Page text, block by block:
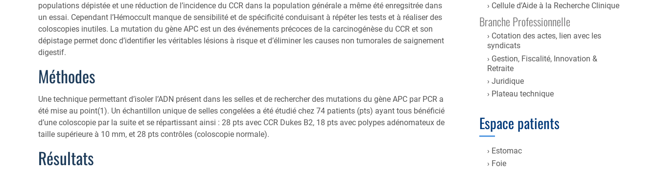
populations dépistée et une réduction de l’incidence du CCR dans la population générale a même été enregsitrée dans
un essai. Cependant l’Hémoccult manque de sensibilité et de spécificité conduisant à répéter les tests et à réaliser des
coloscopies inutiles. La mutation du gène APC est un des événements précoces de la carcinogénèse du CCR et son
dépistage permet donc d’identifier les véritables lésions à risque et d’éliminer les causes non tumorales de saignement
digestif.
Méthodes
Une technique permettant d’isoler l’ADN présent dans les selles et de rechercher des mutations du gène APC par PCR a
été mise au point(1). Un échantillon unique de selles congelées a été étudié chez 74 patients (pts) ayant tous bénéficié
d’une coloscopie par la suite et se répartissant ainsi : 28 pts avec CCR Dukes B2, 18 pts avec polypes adénomateux de
taille supérieure à 10 mm, et 28 pts contrôles (coloscopie normale).
Résultats
Cellule d’Aide à la Recherche Clinique
Branche Professionnelle
Cotation des actes, lien avec les
syndicats
Gestion, Fiscalité, Innovation &
Retraite
Juridique
Plateau technique
Espace patients
Estomac
Foie